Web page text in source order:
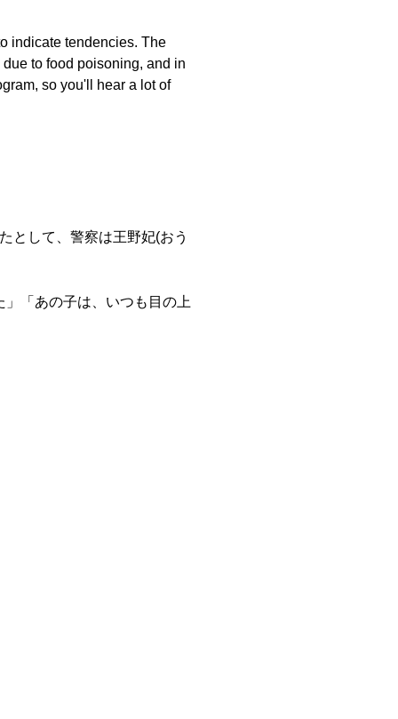
indicate tendencies. The
to food poisoning, and in
so you'll hear a lot of
として、警察は王野妃(おう
「あの子は、いつも目の上